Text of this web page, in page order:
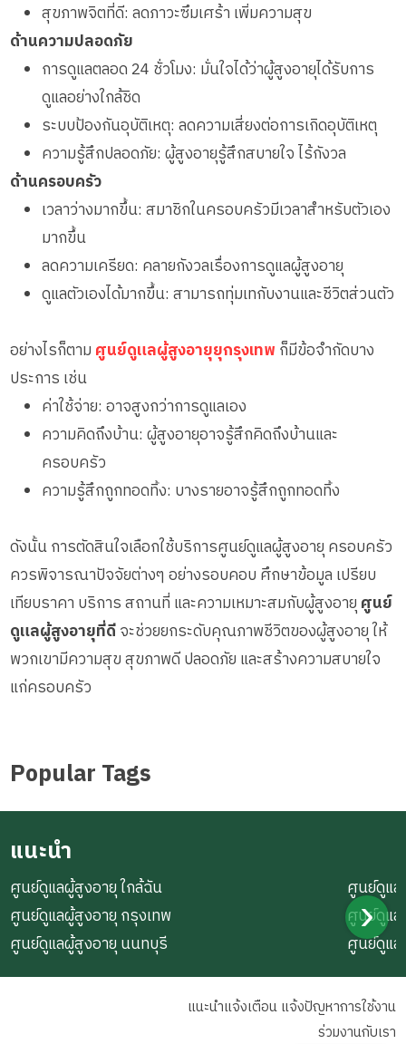
สุขภาพจิตที่ดี: ลดภาวะซึมเศร้า เพิ่มความสุข
ด้านความปลอดภัย
การดูแลตลอด 24 ชั่วโมง: มั่นใจได้ว่าผู้สูงอายุได้รับการ
ดูแลอย่างใกล้ชิด
ระบบป้องกันอุบัติเหตุ: ลดความเสี่ยงต่อการเกิดอุบัติเหตุ
ความรู้สึกปลอดภัย: ผู้สูงอายุรู้สึกสบายใจ ไร้กังวล
ด้านครอบครัว
เวลาว่างมากขึ้น: สมาชิกในครอบครัวมีเวลาสำหรับตัวเอง
มากขึ้น
ลดความเครียด: คลายกังวลเรื่องการดูแลผู้สูงอายุ
ดูแลตัวเองได้มากขึ้น: สามารถทุ่มเทกับงานและชีวิตส่วนตัว
อย่างไรก็ตาม ศูนย์ดูแลผู้สูงอายุยุกรุงเทพ ก็มีข้อจำกัดบาง
ประการ เช่น
ค่าใช้จ่าย: อาจสูงกว่าการดูแลเอง
ความคิดถึงบ้าน: ผู้สูงอายุอาจรู้สึกคิดถึงบ้านและ
ครอบครัว
ความรู้สึกถูกทอดทิ้ง: บางรายอาจรู้สึกถูกทอดทิ้ง
ดังนั้น การตัดสินใจเลือกใช้บริการศูนย์ดูแลผู้สูงอายุ ครอบครัว
ควรพิจารณาปัจจัยต่างๆ อย่างรอบคอบ ศึกษาข้อมูล เปรียบ
เทียบราคา บริการ สถานที่ และความเหมาะสมกับผู้สูงอายุศูนย์
ดูแลผู้สูงอายุที่ดีจะช่วยยกระดับคุณภาพชีวิตของผู้สูงอายุ ให้
พวกเขามีความสุข สุขภาพดี ปลอดภัย และสร้างความสบายใจ
แก่ครอบครัว
Popular Tags
แนะนำ
ศูนย์ดูแลผู้สูงอายุ ใกล้ฉัน
ศูนย์ดูแลผู้สูงอายุ กรุงเทพ
ศูนย์ดูแลผู้สูงอายุ นนทบุรี
ศูนย์ดูแ
ศูนย์ดูแล
ศูนย์ดูแ
แนะนำแจ้งเตือน แจ้งปัญหาการใช้งาน
ร่วมงานกับเรา